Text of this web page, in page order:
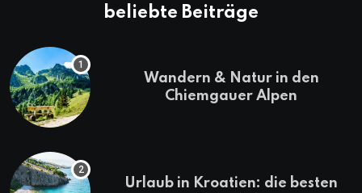
beliebte Beiträge
Wandern & Natur in den
Chiemgauer Alpen
Urlaub in Kroatien: die besten